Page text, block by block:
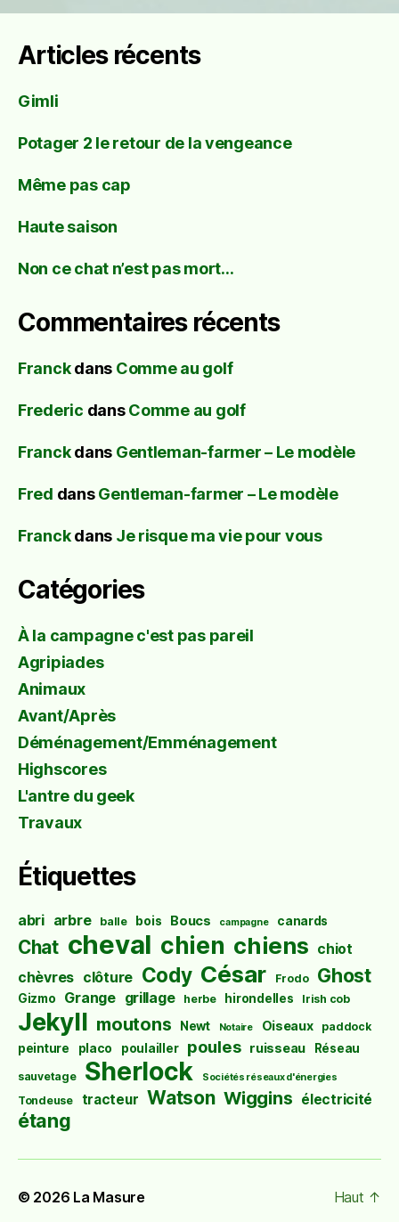
Articles récents
Gimli
Potager 2 le retour de la vengeance
Même pas cap
Haute saison
Non ce chat n’est pas mort…
Commentaires récents
Franckdans Comme au golf
Frederic dansComme au golf
Franckdans Gentleman-farmer – Le modèle
Fred dansGentleman-farmer – Le modèle
Franckdans Je risque ma vie pour vous
Catégories
À la campagne c'est pas pareil
Agripiades
Animaux
Avant/Après
Déménagement/Emménagement
Highscores
L'antre du geek
Travaux
Étiquettes
abri arbre balle bois Boucs campagne canards
Chat cheval chien chiens chiot
chèvres clôture Cody César Frodo Ghost
Gizmo Grange grillage herbe hirondelles Irish cob
Jekyll moutons Newt Notaire Oiseaux paddock
peinture placo poulailler poules ruisseau Réseau
sauvetage Sherlock Sociétés réseaux d'énergies
Tondeuse tracteur Watson Wiggins électricité
étang
© 2026 La Masure Haut ↑